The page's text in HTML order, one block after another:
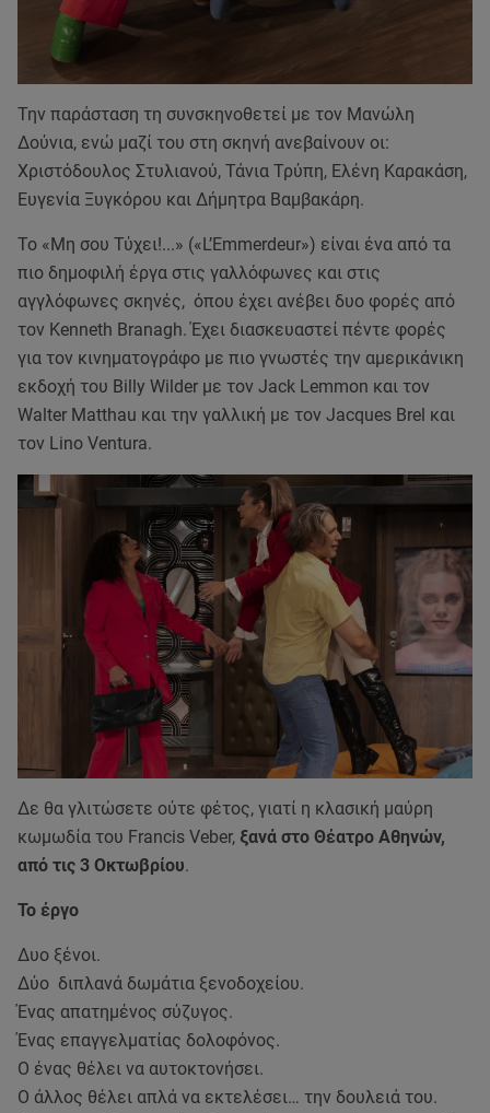
Την παράσταση τη συνσκηνοθετεί με τον Μανώλη
Δούνια, ενώ μαζί του στη σκηνή ανεβαίνουν οι:
Χριστόδουλος Στυλιανού, Τάνια Τρύπη, Ελένη Καρακάση,
Ευγενία Ξυγκόρου και Δήμητρα Βαμβακάρη.
Το «Μη σου Τύχει!...» («L’Emmerdeur») είναι ένα από τα
πιο δημοφιλή έργα στις γαλλόφωνες και στις
αγγλόφωνες σκηνές, όπου έχει ανέβει δυο φορές από
τον Kenneth Branagh. Έχει διασκευαστεί πέντε φορές
για τον κινηματογράφο με πιο γνωστές την αμερικάνικη
εκδοχή του Billy Wilder με τον Jack Lemmon και τον
Walter Matthau και την γαλλική με τον Jacques Brel και
τον Lino Ventura.
Δε θα γλιτώσετε ούτε φέτος, γιατί η κλασική μαύρη
κωμωδία του Francis Veber, ξανά στο Θέατρο Αθηνών,
από τις 3 Οκτωβρίου.
Το έργο
Δυο ξένοι.
Δύο διπλανά δωμάτια ξενοδοχείου.
Ένας απατημένος σύζυγος.
Ένας επαγγελματίας δολοφόνος.
Ο ένας θέλει να αυτοκτονήσει.
Ο άλλος θέλει απλά να εκτελέσει… την δουλειά του.